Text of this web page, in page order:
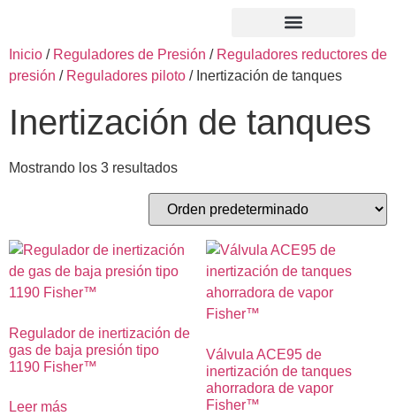
Inicio / Reguladores de Presión / Reguladores reductores de
presión / Reguladores piloto / Inertización de tanques
Inertización de tanques
Mostrando los 3 resultados
Regulador de inertización de
gas de baja presión tipo
1190 Fisher™
Leer más
Válvula ACE95 de
inertización de tanques
ahorradora de vapor
Fisher™